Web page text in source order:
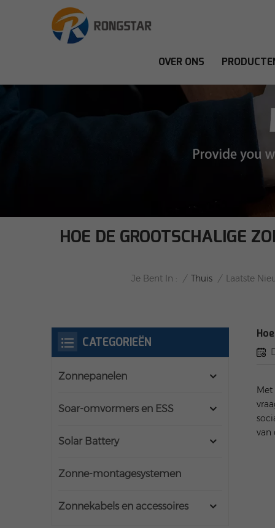
OVER ONS
HOE DE GROOTSCHALIGE
Je Bent In : / Thuis / Laatste
van
CATEGORIEËN
Zonnepanelen
Soar-omvormers en ESS
Solar Battery
Zonne-montagesystemen
Zonnekabels en accessoires